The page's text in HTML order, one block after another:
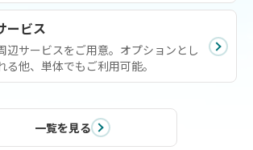
ービス
辺サービスをご用意。オプションとし
る他、単体でもご利用可能。
一覧を見る